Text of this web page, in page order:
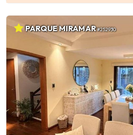
PARQUE MIRAMAR#252930